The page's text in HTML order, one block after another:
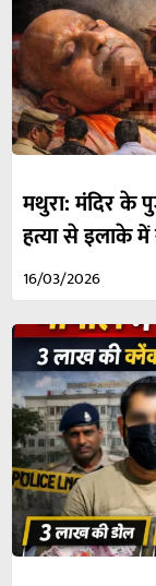
मथुरा: मंदिर के
हत्या से इलाके
16/03/2026